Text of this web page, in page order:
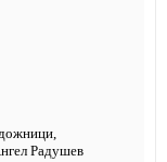
,
Радушев